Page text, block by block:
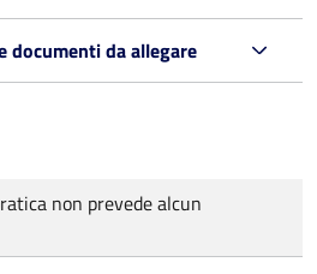
documenti da allegare
non prevede alcun